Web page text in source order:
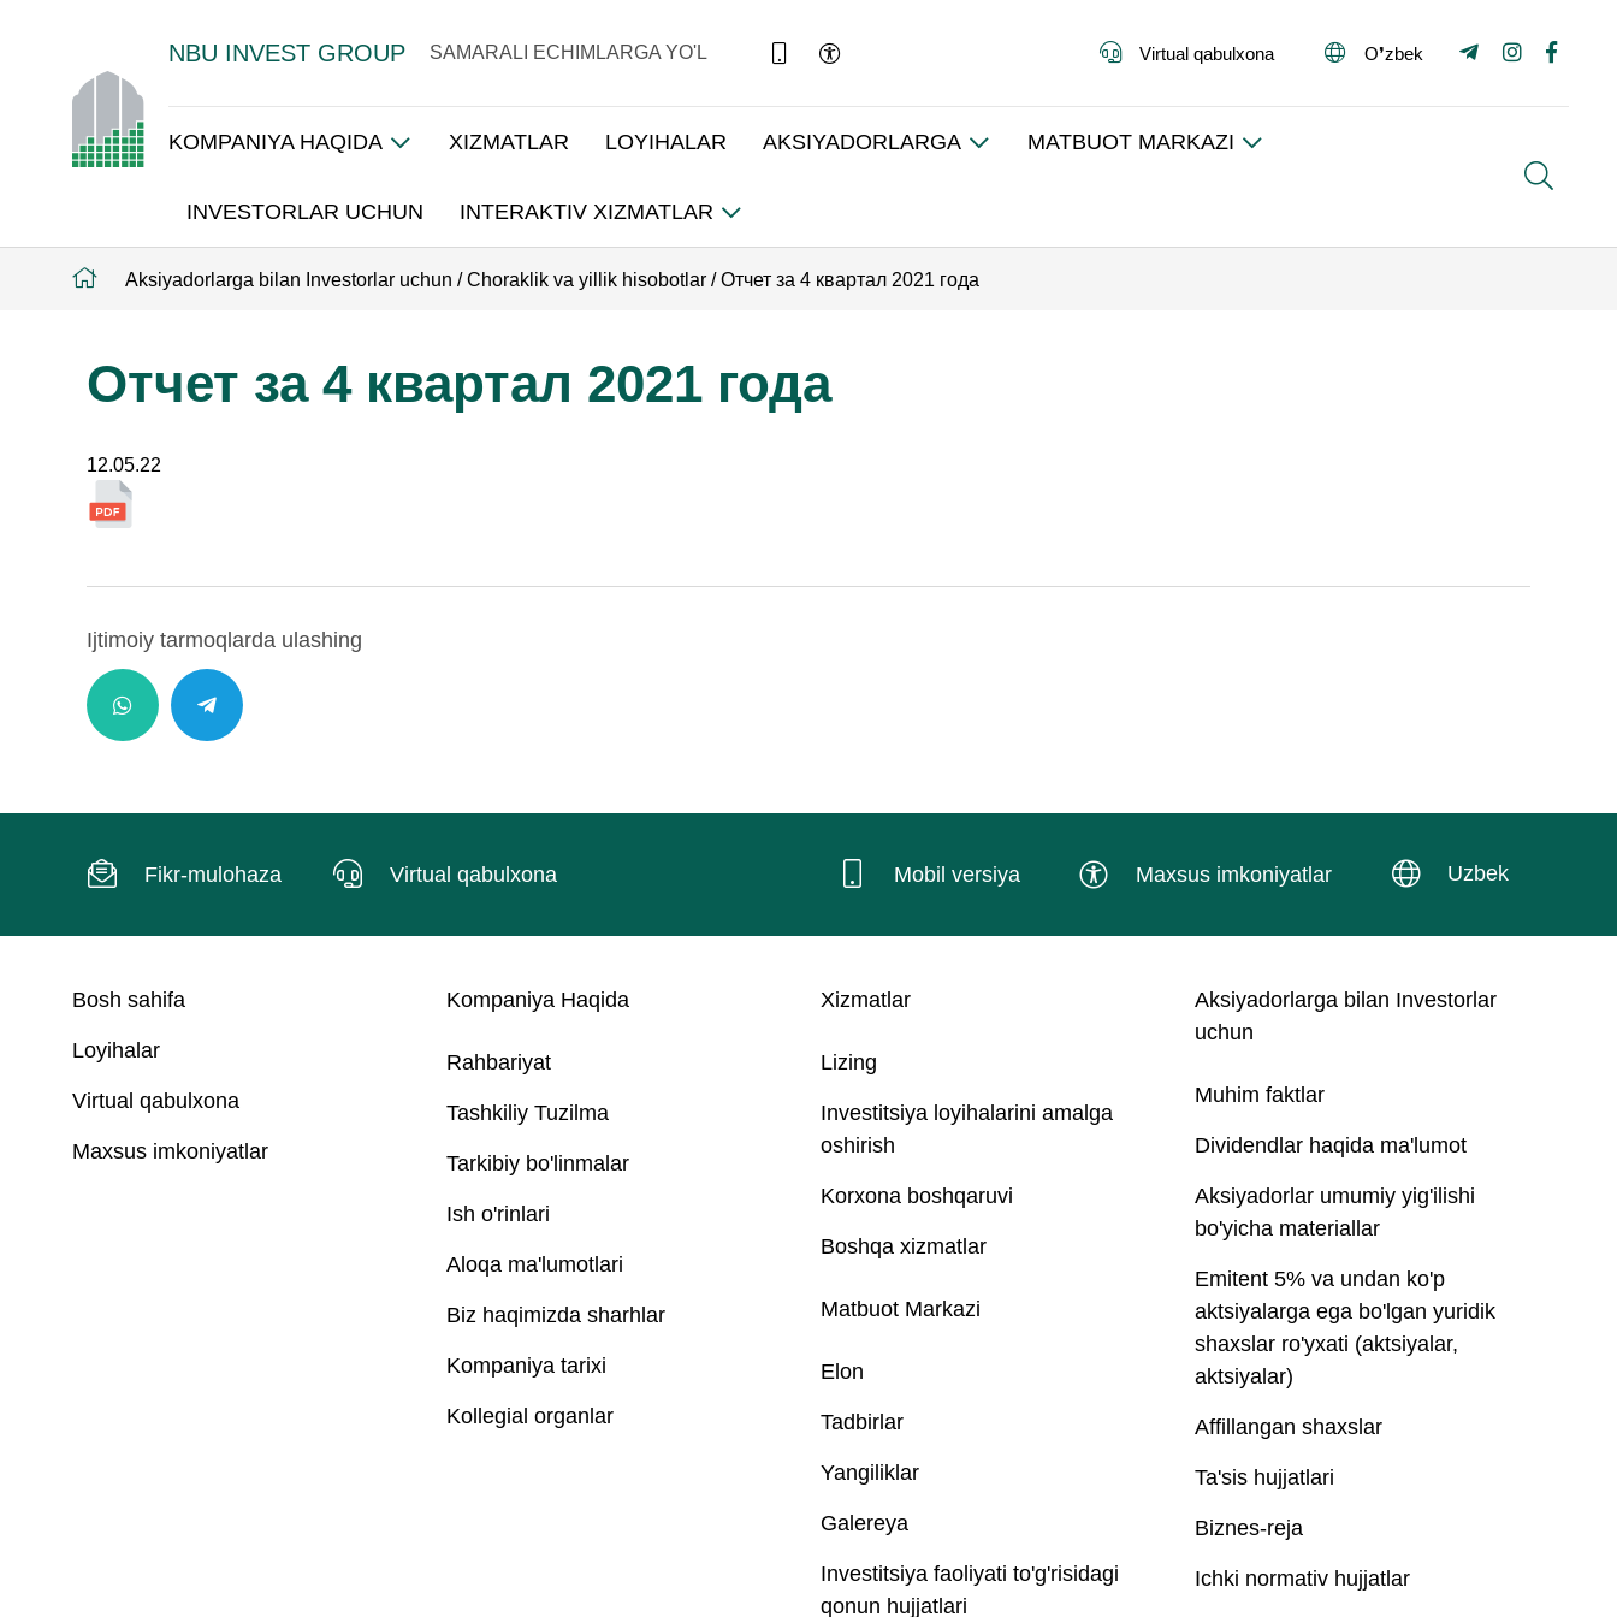
NBU INVEST GROUP SAMARALI ECHIMLARGA YO'L Virtual qabulxona O❜zbek
KOMPANIYA HAQIDA XIZMATLAR LOYIHALAR AKSIYADORLARGA MATBUOT MARKAZI
INVESTORLAR UCHUN INTERAKTIV XIZMATLAR
Aksiyadorlarga bilan Investorlar uchun / Choraklik va yillik hisobotlar / Отчет за 4 квартал 2021 года
Отчет за 4 квартал 2021 года
12.05.22
Ijtimoiy tarmoqlarda ulashing
Fikr-mulohaza Virtual qabulxona Mobil versiya Maxsus imkoniyatlar Uzbek
Bosh sahifa
Loyihalar
Virtual qabulxona
Maxsus imkoniyatlar
Kompaniya Haqida
Rahbariyat
Tashkiliy Tuzilma
Tarkibiy bo'linmalar
Ish o'rinlari
Aloqa ma'lumotlari
Biz haqimizda sharhlar
Kompaniya tarixi
Kollegial organlar
Xizmatlar
Lizing
Investitsiya loyihalarini amalga
oshirish
Korxona boshqaruvi
Boshqa xizmatlar
Matbuot Markazi
Elon
Tadbirlar
Yangiliklar
Galereya
Investitsiya faoliyati to'g'risidagi
qonun hujjatlari
Aksiyadorlarga bilan Investorlar
uchun
Muhim faktlar
Dividendlar haqida ma'lumot
Aksiyadorlar umumiy yig'ilishi
bo'yicha materiallar
Emitent 5% va undan ko'p
aktsiyalarga ega bo'lgan yuridik
shaxslar ro'yxati (aktsiyalar,
aktsiyalar)
Affillangan shaxslar
Ta'sis hujjatlari
Biznes-reja
Ichki normativ hujjatlar